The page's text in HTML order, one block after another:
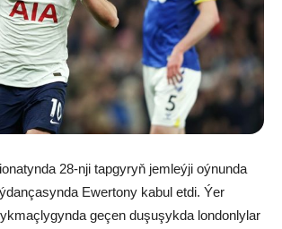
28-nji tapgyryň jemleýji oýnunda
Ewertony kabul etdi. Ýer
geçen duşuşykda londonlylar